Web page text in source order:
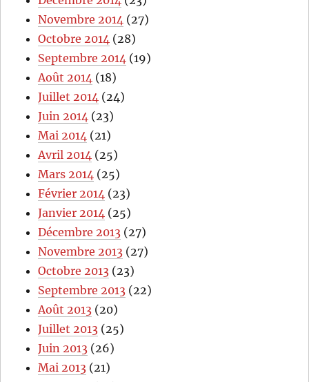
Novembre 2014 (27)
Octobre 2014 (28)
Septembre 2014 (19)
Août 2014 (18)
Juillet 2014 (24)
Juin 2014 (23)
Mai 2014 (21)
Avril 2014 (25)
Mars 2014 (25)
Février 2014 (23)
Janvier 2014 (25)
Décembre 2013 (27)
Novembre 2013 (27)
Octobre 2013 (23)
Septembre 2013 (22)
Août 2013 (20)
Juillet 2013 (25)
Juin 2013 (26)
Mai 2013 (21)